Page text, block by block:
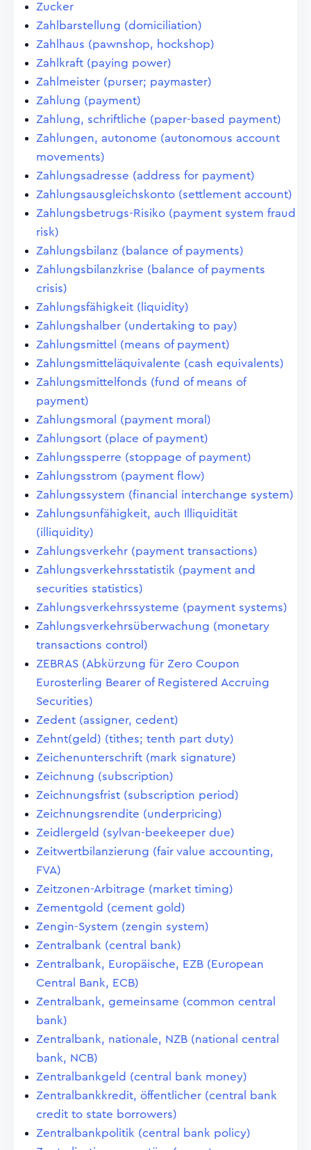
Zucker
Zahlbarstellung (domiciliation)
Zahlhaus (pawnshop, hockshop)
Zahlkraft (paying power)
Zahlmeister (purser; paymaster)
Zahlung (payment)
Zahlung, schriftliche (paper-based payment)
Zahlungen, autonome (autonomous account
movements)
Zahlungsadresse (address for payment)
Zahlungsausgleichskonto (settlement account)
Zahlungsbetrugs-Risiko (payment system fraud
risk)
Zahlungsbilanz (balance of payments)
Zahlungsbilanzkrise (balance of payments
crisis)
Zahlungsfähigkeit (liquidity)
Zahlungshalber (undertaking to pay)
Zahlungsmittel (means of payment)
Zahlungsmitteläquivalente (cash equivalents)
Zahlungsmittelfonds (fund of means of
payment)
Zahlungsmoral (payment moral)
Zahlungsort (place of payment)
Zahlungssperre (stoppage of payment)
Zahlungsstrom (payment flow)
Zahlungssystem (financial interchange system)
Zahlungsunfähigkeit, auch Illiquidität
(illiquidity)
Zahlungsverkehr (payment transactions)
Zahlungsverkehrsstatistik (payment and
securities statistics)
Zahlungsverkehrssysteme (payment systems)
Zahlungsverkehrsüberwachung (monetary
transactions control)
ZEBRAS (Abkürzung für Zero Coupon
Eurosterling Bearer of Registered Accruing
Securities)
Zedent (assigner, cedent)
Zehnt(geld) (tithes; tenth part duty)
Zeichenunterschrift (mark signature)
Zeichnung (subscription)
Zeichnungsfrist (subscription period)
Zeichnungsrendite (underpricing)
Zeidlergeld (sylvan-beekeeper due)
Zeitwertbilanzierung (fair value accounting,
FVA)
Zeitzonen-Arbitrage (market timing)
Zementgold (cement gold)
Zengin-System (zengin system)
Zentralbank (central bank)
Zentralbank, Europäische, EZB (European
Central Bank, ECB)
Zentralbank, gemeinsame (common central
bank)
Zentralbank, nationale, NZB (national central
bank, NCB)
Zentralbankgeld (central bank money)
Zentralbankkredit, öffentlicher (central bank
credit to state borrowers)
Zentralbankpolitik (central bank policy)